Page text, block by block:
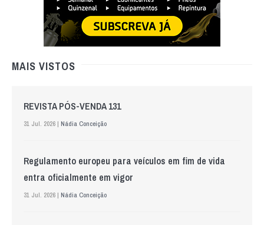
MAIS VISTOS
REVISTA PÓS-VENDA 131
31 Jul. 2026 | Nádia Conceição
Regulamento europeu para veículos em fim de vida
entra oficialmente em vigor
31 Jul. 2026 | Nádia Conceição